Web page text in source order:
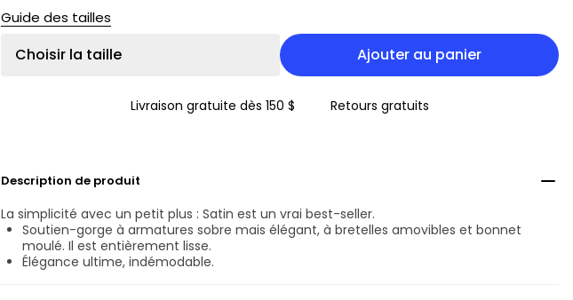
Guide des tailles
Choisir la taille Ajouter au panier
Livraison gratuite dès 150 $ Retours gratuits
Description de produit
La simplicité avec un petit plus : Satin est un vrai best-seller.
Soutien-gorge à armatures sobre mais élégant, à bretelles amovibles et bonnet
moulé. Il est entièrement lisse.
Élégance ultime, indémodable.